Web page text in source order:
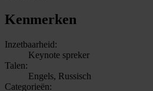
Kenmerken
Inzetbaarheid:
Keynote spreker
Talen:
Engels, Russisch
Categorieën: